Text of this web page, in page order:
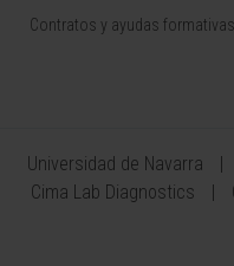
Contratos y ayudas formativas
Universidad de Navarra
Cima Lab Diagnostics